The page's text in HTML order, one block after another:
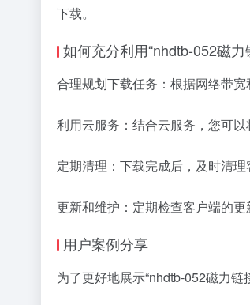
下载。
如何充分利用“nhdtb-052磁力
合理规划下载任务：根据网络带
利用云服务：结合云服务，您可
定期清理：下载完成后，及时清
更新和维护：定期检查客户端的
用户案例分享
为了更好地展示“nhdtb-052磁力